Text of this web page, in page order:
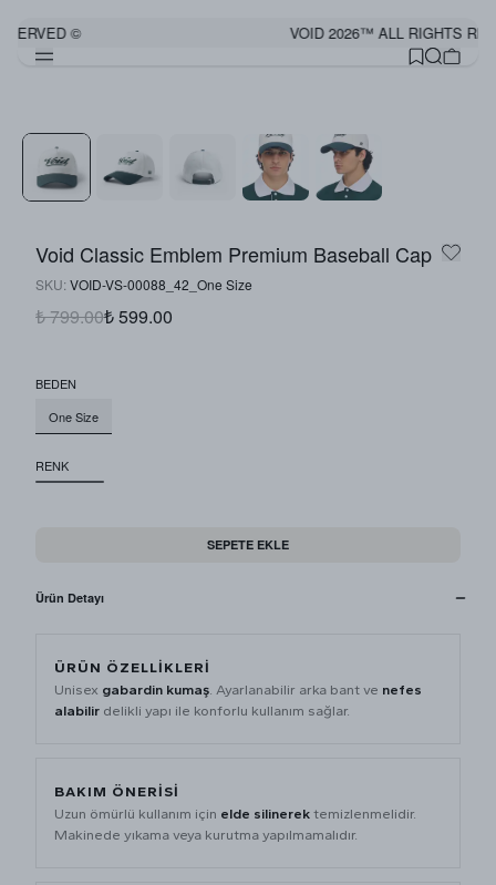
© VOID 2026™ ALL RIGHTS
Void Classic Emblem Premium Baseball Cap
SKU: VOID-VS-00088_42_One Size
₺ 799.00₺ 599.00
BEDEN
One Size
RENK
SEPETE EKLE
Ürün Detayı
ÜRÜN ÖZELLIKLERI
Unisex gabardin kumaş. Ayarlanabilir arka bant ve nefes
alabilir delikli yapı ile konforlu kullanım sağlar.
BAKIM ÖNERISI
Uzun ömürlü kullanım için elde silinerek temizlenmelidir.
Makinede yıkama veya kurutma yapılmamalıdır.